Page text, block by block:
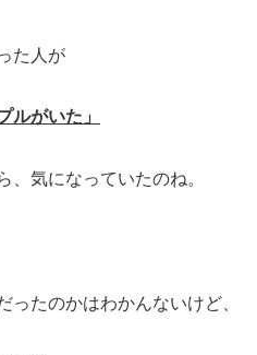
た人が
ルがいた」
、気になっていたのね。
ったのかはわかんないけど、